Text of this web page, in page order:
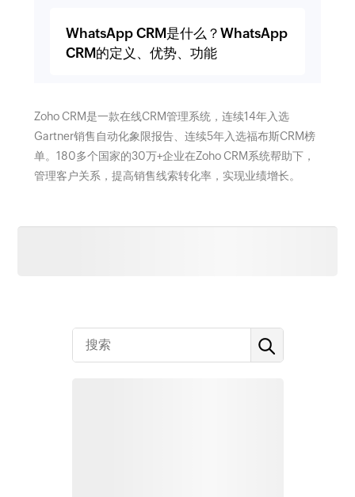
WhatsApp CRM是什么？WhatsApp
CRM的定义、优势、功能
Zoho CRM是一款在线CRM管理系统，连续14年入选
Gartner销售自动化象限报告、连续5年入选福布斯CRM榜
单。180多个国家的30万+企业在Zoho CRM系统帮助下，
管理客户关系，提高销售线索转化率，实现业绩增长。